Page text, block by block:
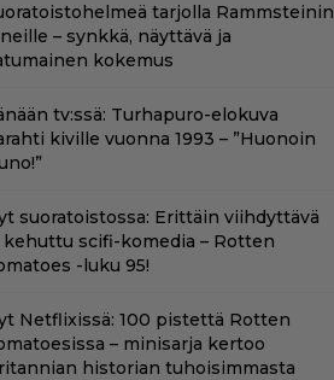
tarjolla Rammsteinin
– synkkä, näyttävä ja
kokemus
tv:ssä: Turhapuro-elokuva
kiville vuonna 1993 – ”Huonoin
suoratoistossa: Erittäin viihdyttävä
kehuttu scifi-komedia – Rotten
-luku 95!
Netflixissä: 100 pistettä Rotten
– minisarja kertoo
historian tuhoisimmasta